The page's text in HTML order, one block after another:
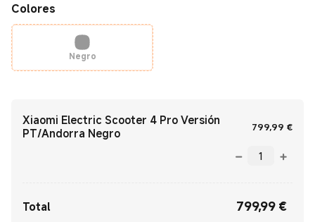
Colores
Negro
Xiaomi Electric Scooter 4 Pro Versión
PT/Andorra Negro
799,99 €
Total 799,99 €